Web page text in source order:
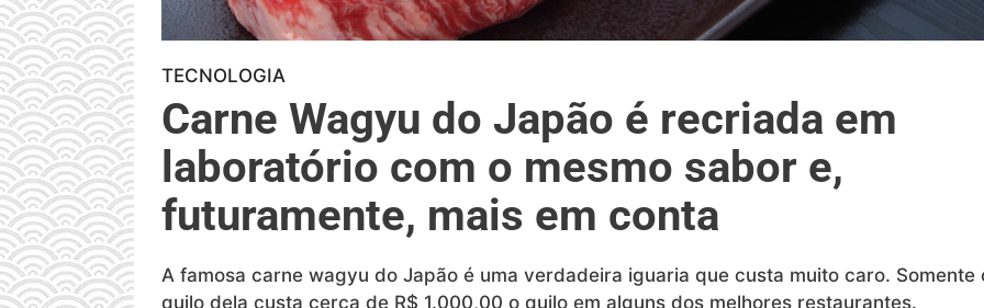
TECNOLOGIA
Carne Wagyu do Japão é recriada em
laboratório com o mesmo sabor e,
futuramente, mais em conta
A famosa carne wagyu do Japão é uma verdadeira iguaria que custa muito caro. Somente
quilo dela custa cerca de R$ 1.000,00 o quilo em alguns dos melhores restaurantes.